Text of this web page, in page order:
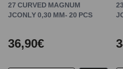
27 CURVED MAGNUM
JCONLY 0,30 MM- 20 PCS
36,90€